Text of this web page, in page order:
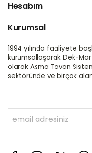
Hesabım
Kurumsal
1994 yılında faaliyete
kurumsallaşarak Dek-
olarak Asma Tavan
sektöründe ve birçok